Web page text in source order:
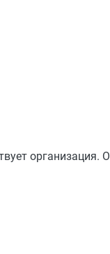
организация.